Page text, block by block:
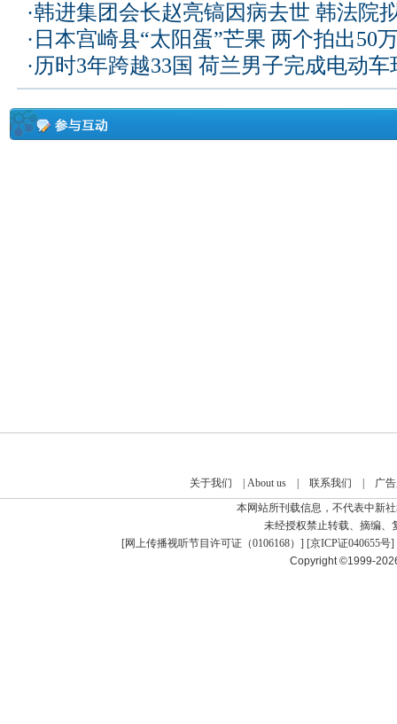
·韩进集团会长赵亮镐因病去世 韩法院
· 日本宫崎县“太阳蛋”芒果 两个拍出50
·历时3年跨越33国 荷兰男子完成电动车
关于我们 About us| 联系我们
广
本网站所刊载信息，不代表中新
未经授权禁止转载、摘编、
[网上传播视听节目许可证（0106168） ] [京ICP证040655号]
Copyright ©1999-